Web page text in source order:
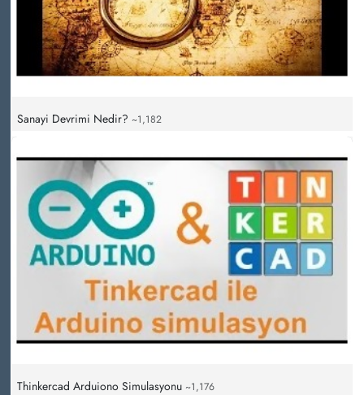
Sanayi Devrimi Nedir? ~1,182
Thinkercad Arduiono Simulasyonu ~1,176